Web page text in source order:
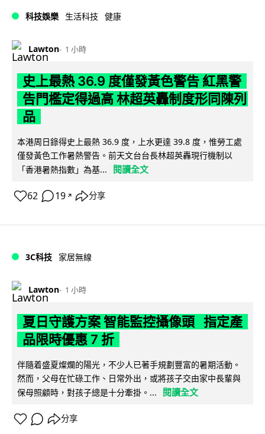
科技娛樂 生活科技 健康
Lawton 1 小時
史上最熱 36.9 度僅發黃色警告 紅黑警
告門檻定得過高 林超英轟制度形同陳列
品
本港周日錄得史上最熱 36.9 度，上水更達 39.8 度，惟勞工處
僅發黃色工作暑熱警告。前天文台台長林超英轟現行機制以
「香港暑熱指數」為基...
閱讀全文
62 19 ↗ 分享
3C科技 家居無線
Lawton 1 小時
夏日守護方案 智能監控攝像頭 指定產
品限時優惠 7 折
伴隨着盛夏燦爛的陽光，不少人已著手規劃豐富的暑期活動。
然而，父母在忙碌工作、日常外出，或將孩子交由家中長輩與
保母照顧時，對孩子總是十分牽掛。...
閱讀全文
分享